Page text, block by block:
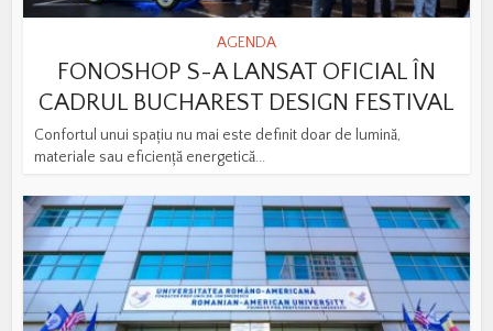
AGENDA
FONOSHOP S-A LANSAT OFICIAL ÎN
CADRUL BUCHAREST DESIGN FESTIVAL
Confortul unui spațiu nu mai este definit doar de lumină,
materiale sau eficiență energetică...